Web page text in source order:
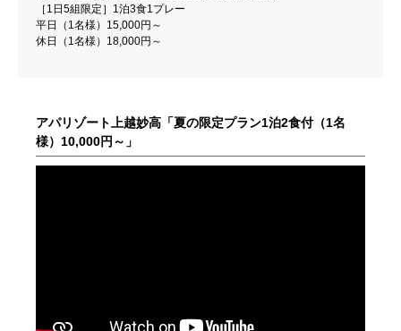
［1日5組限定］1泊3食1プレー
平日（1名様）15,000円～
休日（1名様）18,000円～
アパリゾート上越妙高「夏の限定プラン1泊2食付（1名
様）10,000円～」